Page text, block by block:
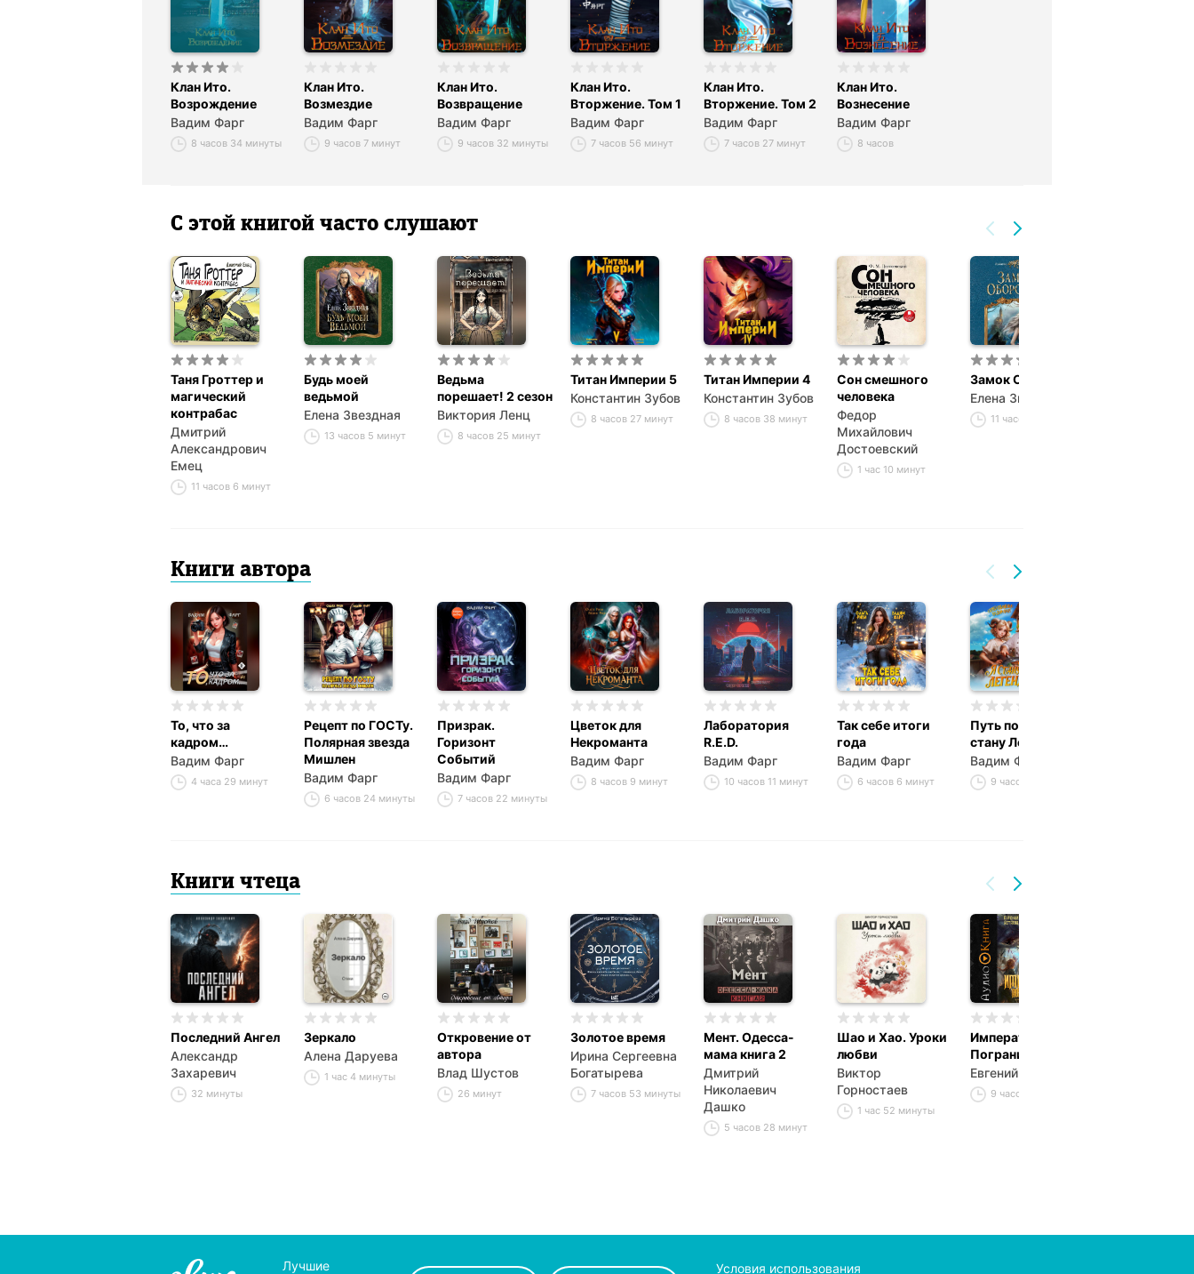
Клан Ито.
Возрождение
Вадим Фарг
8 часов 34 минуты
Клан Ито.
Возмездие
Вадим Фарг
9 часов 7 минут
Клан Ито.
Возвращение
Вадим Фарг
9 часов 32 минуты
Клан Ито.
Вторжение. Том 1
Вадим Фарг
7 часов 56 минут
Клан Ито.
Вторжение. Том 2
Вадим Фарг
7 часов 27 минут
Клан Ито.
Вознесение
Вадим Фарг
8 часов
С этой книгой часто слушают
Таня Гроттер и
магический
контрабас
Дмитрий
Александрович
Емец
11 часов 6 минут
Будь моей
ведьмой
Елена Звездная
13 часов 5 минут
Ведьма
порешает! 2 сезон
Виктория Ленц
8 часов 25 минут
Титан Империи 5
Константин Зубов
8 часов 27 минут
Титан Империи 4
Константин Зубов
8 часов 38 минут
Сон смешного
человека
Федор
Михайлович
Достоевский
1 час 10 минут
Замок Оборотня
Елена Звездная
11 часов 59 минут
Книги автора
То, что за
кадром…
Вадим Фарг
4 часа 29 минут
Рецепт по ГОСТу.
Полярная звезда
Мишлен
Вадим Фарг
6 часов 24 минуты
Призрак.
Горизонт
Событий
Вадим Фарг
7 часов 22 минуты
Цветок для
Некроманта
Вадим Фарг
8 часов 9 минут
Лаборатория
R.E.D.
Вадим Фарг
10 часов 11 минут
Так себе итоги
года
Вадим Фарг
6 часов 6 минут
Путь повара. Я
стану Легендой!
Вадим Фарг
9 часов 44 минуты
Книги чтеца
Последний Ангел
Александр
Захаревич
32 минуты
Зеркало
Алена Даруева
1 час 4 минуты
Откровение от
автора
Влад Шустов
26 минут
Золотое время
Ирина Сергеевна
Богатырева
7 часов 53 минуты
Мент. Одесса-
мама книга 2
Дмитрий
Николаевич
Дашко
5 часов 28 минут
Шао и Хао. Уроки
любви
Виктор
Горностаев
1 час 52 минуты
Император
Пограничья 8
Евгений Астахов
9 часов
Лучшие
Условия использования